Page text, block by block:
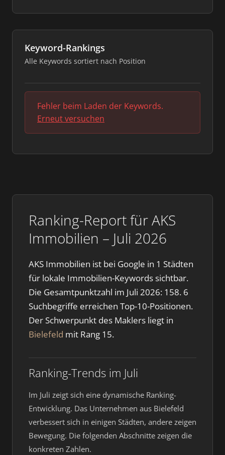
Ranking-Report für AKS
Immobilien – Juli 2026
AKS Immobilien ist bei Google in 1 Städten
für lokale Immobilien-Keywords sichtbar.
Die Gesamtpunktzahl im Juli 2026: 158. 6
Suchbegriffe erreichen Top-10-Positionen.
Der Schwerpunkt des Maklers liegt in
Bielefeld mit Rang 15.
Ranking-Trends im Juli
Im Juli zeigt sich eine dynamische Ranking-
Entwicklung. Das Unternehmen aus Bielefeld
verbessert sich in einigen Städten, andere zeigen
Bewegung. Die folgenden Abschnitte zeigen die
konkreten Zahlen.
Keyword-Rankings
Alle Keywords sortiert nach Position
Fehler beim Laden der Keywords.
Erneut versuchen